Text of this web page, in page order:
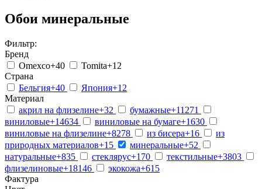
Обои минеральные
Фильтр:
Бренд
Omexco+40 Tomita+12
Страна
Бельгия+40 Япония+12
Материал
акрил на флизелине+32 бумажные+11271
виниловые+14634 виниловые на бумаге+1630
виниловые на флизелине+8278 из бисера+16
из
природных материалов+15 минеральные+52
натуральные+835 стеклярус+170 текстильные+3803
флизелиновые+18146 экокожа+615
Фактура